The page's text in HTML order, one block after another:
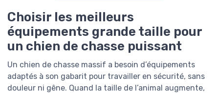
Choisir les meilleurs
équipements grande taille pour
un chien de chasse puissant
Un chien de chasse massif a besoin d’équipements
adaptés à son gabarit pour travailler en sécurité, sans
douleur ni gêne. Quand la taille de l’animal augmente,